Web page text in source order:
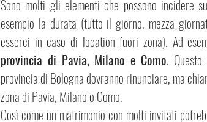
Sono molti gli elementi che possono incidere
esempio la durata (tutto il giorno, mezza
esserci in caso di location fuori zona). Ad
provincia di Pavia, Milano e Como.
provincia di Bologna dovranno rinunciare, ma
zona di Pavia, Milano o Como.
Così come un matrimonio con molti invitati